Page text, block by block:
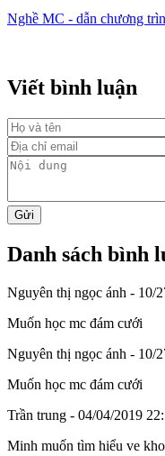
Nghề MC - dẫn chương
Viết bình luận
Danh sách bình
Nguyên thị ngọc ánh - 10/
Muốn học mc đám cưới
Nguyên thị ngọc ánh - 10/
Muốn học mc đám cưới
Trần trung - 04/04/2019
Minh muốn tìm hiểu ve